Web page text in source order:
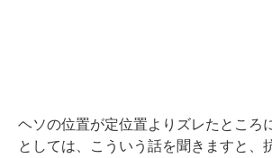
ヘソの位置が定位置よりズレたところ
としては、こういう話を聞きますと、